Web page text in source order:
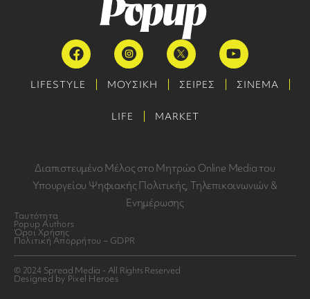
LIFESTYLE ΜΟΥΣΙΚΗ ΣΕΙΡΕΣ ΣΙΝΕΜΑ
LIFE MARKET
Διαπιστευμένο Μέλος στο Μητρώο Online Media του
Υπουργείου Ψηφιακής Πολιτικής, Τηλεπικοινωνιών &
Ενημέρωσης
Ταυτότητα
Popup Authors
Όροι Χρήσης
Πολιτική Απορρήτου – GDPR
© 2024 Spread Media - All Rights Reserved
Designed by Pixel Heroes